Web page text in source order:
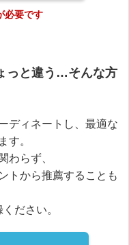
必要です
っと違う…そんな方
ディネートし、最適な
す。
わらず、
トから推薦することも
ださい。